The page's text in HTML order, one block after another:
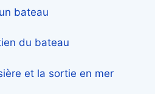
bateau
du bateau
et la sortie en mer